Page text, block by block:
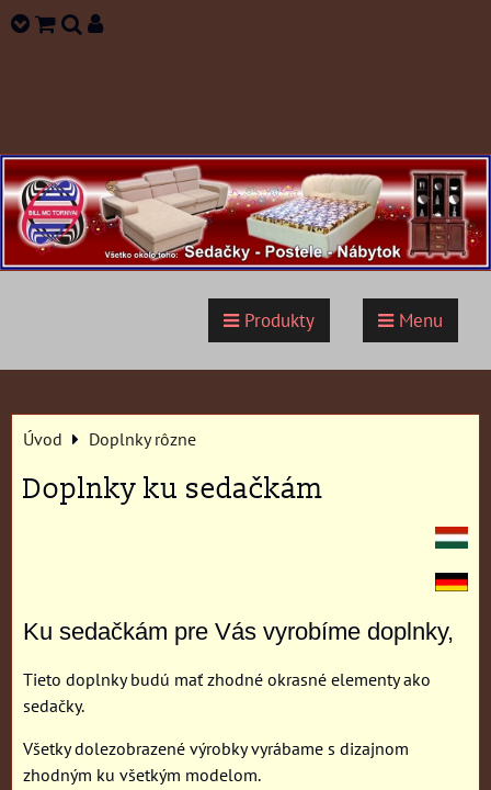
Produkty Menu
Úvod Doplnky rôzne
Doplnky ku sedačkám
Ku sedačkám pre Vás vyrobíme doplnky,
Tieto doplnky budú mať zhodné okrasné elementy ako
sedačky.
Všetky dolezobrazené výrobky vyrábame s dizajnom
zhodným ku všetkým modelom.